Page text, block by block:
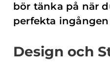
bör tänka på när
perfekta
Design och